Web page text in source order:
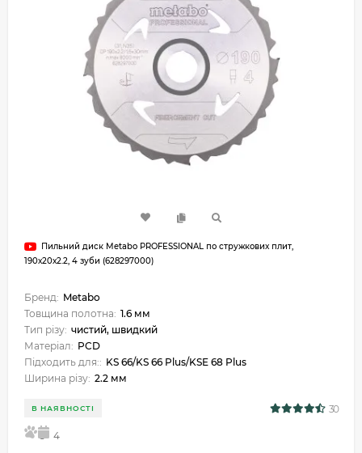
Пильний диск Metabo PROFESSIONAL по стружкових плит,
190х20х2.2, 4 зуби (628297000)
Бренд: Metabo
Товщина полотна: 1.6 мм
Тип різу: чистий, швидкий
Матеріал: PCD
Підходить для:: KS 66/KS 66 Plus/KSE 68 Plus
Ширина різу: 2.2 мм
В НАЯВНОСТІ 30
5 4